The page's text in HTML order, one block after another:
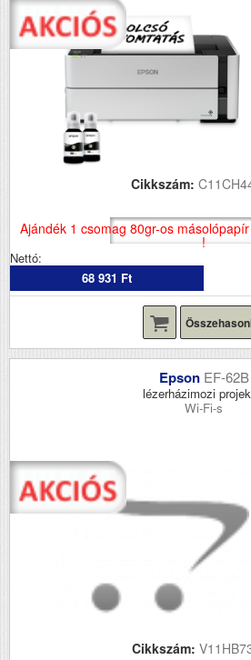
Cikkszám:
Ajándék 1 csomag 80gr-os
!
Nettó:
68 931 Ft
Epson EF-62B
lézerházimozi
Wi-Fi-s
Cikkszám: